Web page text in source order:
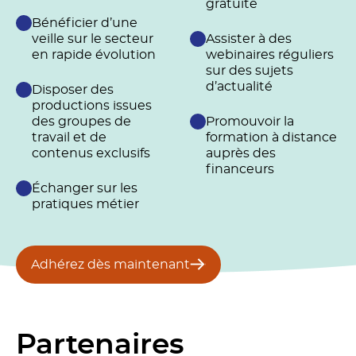
Bénéficier d’une
veille sur le secteur
en rapide évolution
Disposer des
productions issues
des groupes de
travail et de
contenus exclusifs
Échanger sur les
pratiques métier
gratuite
Assister à des
webinaires réguliers
sur des sujets
d’actualité
Promouvoir la
formation à distance
auprès des
financeurs
Adhérez dès maintenant
Partenaires